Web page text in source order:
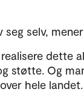
selv,
dette
støtte. Og
hele